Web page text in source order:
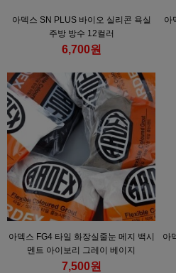
아덱스 SN PLUS 바이오 실리콘 욕실
주방 방수 12컬러
6,700원
아
아덱스 FG4 타일 화장실줄눈 메지 백시
멘트 아이보리 그레이 베이지
7,500원
아